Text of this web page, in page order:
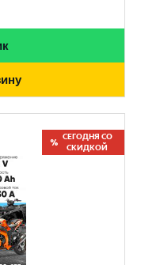
СЕГОДНЯ СО
СКИДКОЙ